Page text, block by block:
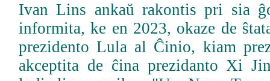
Ivan Lins ankaŭ rakontis pri sia
informita, ke en 2023, okaze de
prezidento Lula al Ĉinio, kiam
akceptita de ĉina prezidanto Xi